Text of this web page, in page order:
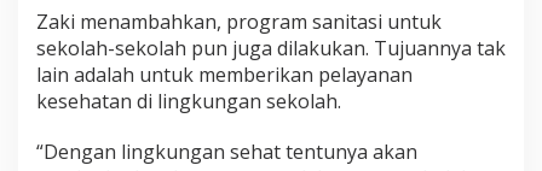
Zaki menambahkan, program sanitasi untuk
sekolah-sekolah pun juga dilakukan. Tujuannya tak
lain adalah untuk memberikan pelayanan
kesehatan di lingkungan sekolah.
“Dengan lingkungan sehat tentunya akan